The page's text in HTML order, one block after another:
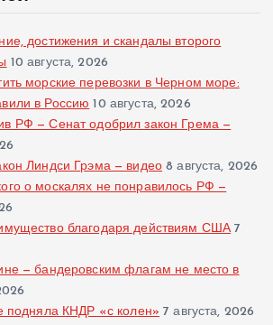
достижения и скандалы второго
10 августа, 2026
морские перевозки в Черном море:
в Россию 10 августа, 2026
РФ — Сенат одобрил закон Грема —
Линдси Грэма — видео 8 августа, 2026
о москалях не понравилось РФ —
благодаря действиям США 7
— бандеровским флагам не место в
подняла КНДР «с колен» 7 августа, 2026